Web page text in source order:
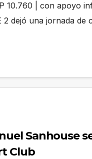
10.760 | con apoyo
2 dejó una jornada de
Sanhouse
Club